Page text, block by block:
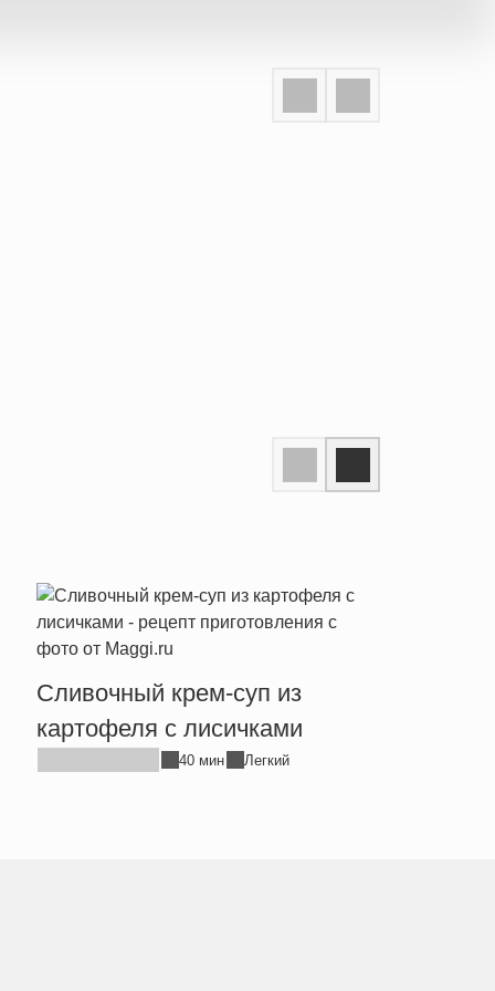
Сливочный крем-суп из
картофеля с лисичками
40 мин Легкий